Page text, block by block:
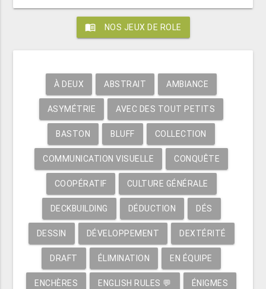
menu_book NOS JEUX DE ROLE
À DEUX ABSTRAIT AMBIANCE
ASYMÉTRIE AVEC DES TOUT PETITS
BASTON BLUFF COLLECTION
COMMUNICATION VISUELLE CONQUÊTE
COOPÉRATIF CULTURE GÉNÉRALE
DECKBUILDING DÉDUCTION DÉS
DESSIN DÉVELOPPEMENT DEXTÉRITÉ
DRAFT ÉLIMINATION EN ÉQUIPE
ENCHÈRES ENGLISH RULES 💬 ÉNIGMES